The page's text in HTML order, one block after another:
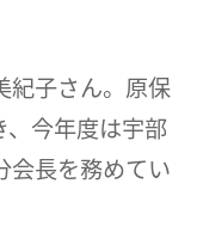
紀子さん。原保
、今年度は宇部
会長を務めてい